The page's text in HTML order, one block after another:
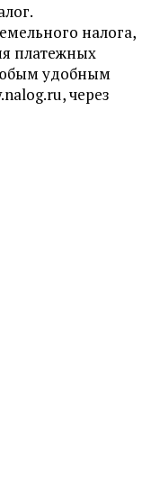
налога,
платежных
удобным
через